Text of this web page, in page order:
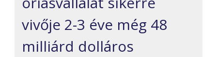
vivője 2-3 éve még 48
milliárd dolláros